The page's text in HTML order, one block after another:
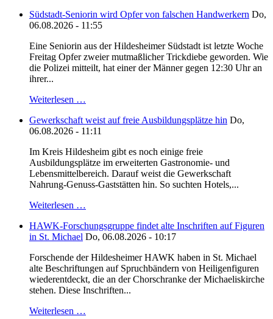
Südstadt-Seniorin wird Opfer von falschen Handwerkern Do,
06.08.2026 - 11:55
Eine Seniorin aus der Hildesheimer Südstadt ist letzte Woche
Freitag Opfer zweier mutmaßlicher Trickdiebe geworden. Wie
die Polizei mitteilt, hat einer der Männer gegen 12:30 Uhr an
ihrer...
Weiterlesen …
Gewerkschaft weist auf freie Ausbildungsplätze hin Do,
06.08.2026 - 11:11
Im Kreis Hildesheim gibt es noch einige freie
Ausbildungsplätze im erweiterten Gastronomie- und
Lebensmittelbereich. Darauf weist die Gewerkschaft
Nahrung-Genuss-Gaststätten hin. So suchten Hotels,...
Weiterlesen …
HAWK-Forschungsgruppe findet alte Inschriften auf Figuren
in St. Michael Do, 06.08.2026 - 10:17
Forschende der Hildesheimer HAWK haben in St. Michael
alte Beschriftungen auf Spruchbändern von Heiligenfiguren
wiederentdeckt, die an der Chorschranke der Michaeliskirche
stehen. Diese Inschriften...
Weiterlesen …